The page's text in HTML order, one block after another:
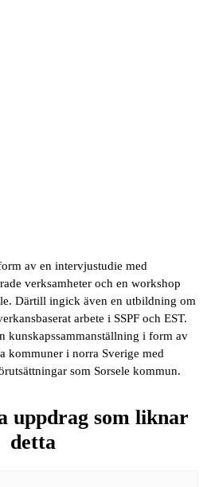
av en intervjustudie med
verksamheter och en workshop
Därtill ingick även en utbildning om
arbete i SSPF och EST.
kunskapssammanställning i form av
kommuner i norra Sverige med
som Sorsele kommun.
uppdrag som liknar
detta